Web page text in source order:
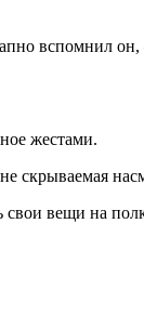
вспомнил
жестами.
скрываемая
свои вещи на